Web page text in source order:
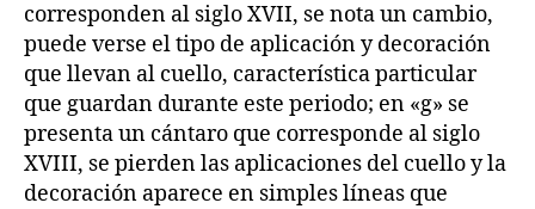
corresponden al siglo XVII, se nota un cambio,
puede verse el tipo de aplicación y decoración
que llevan al cuello, característica particular
que guardan durante este periodo; en «g» se
presenta un cántaro que corresponde al siglo
XVIII, se pierden las aplicaciones del cuello y la
decoración aparece en simples líneas que